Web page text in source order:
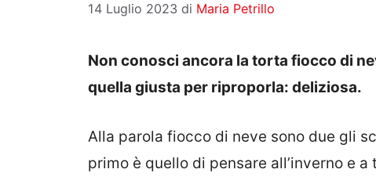
14 Luglio 2023 di Maria Petrillo
Non conosci ancora la torta fiocco di
quella giusta per riproporla: deliziosa.
Alla parola fiocco di neve sono due gli
primo è quello di pensare all’inverno e